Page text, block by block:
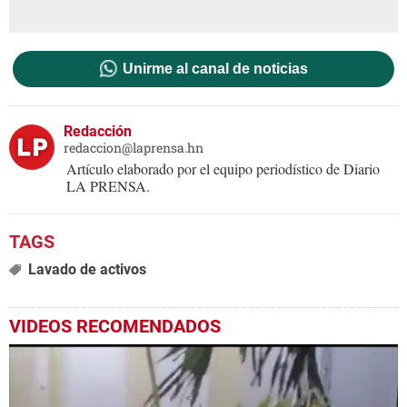
Unirme al canal de noticias
Redacción
redaccion@laprensa.hn
Artículo elaborado por el equipo periodístico de Diario
LA PRENSA.
Lavado de activos
VIDEOS RECOMENDADOS